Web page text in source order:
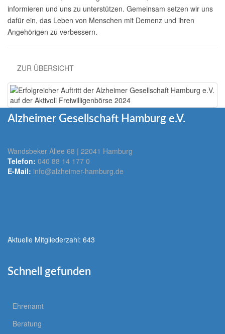
informieren und uns zu unterstützen. Gemeinsam setzen wir uns
dafür ein, das Leben von Menschen mit Demenz und ihren
Angehörigen zu verbessern.
ZUR ÜBERSICHT
Alzheimer Gesellschaft Hamburg e.V.
Wandsbeker Allee 68 | 22041 Hamburg
Telefon: 040 88 14 177 0
E-Mail: info@alzheimer-hamburg.de
Aktuelle Mitgliederzahl: 643
Schnell gefunden
Ehrenamt
Beratung